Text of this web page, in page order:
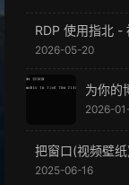
RDP 使用指北 -
2026-05-20
为你的
2026-
把窗口(视频壁
2025-06-16